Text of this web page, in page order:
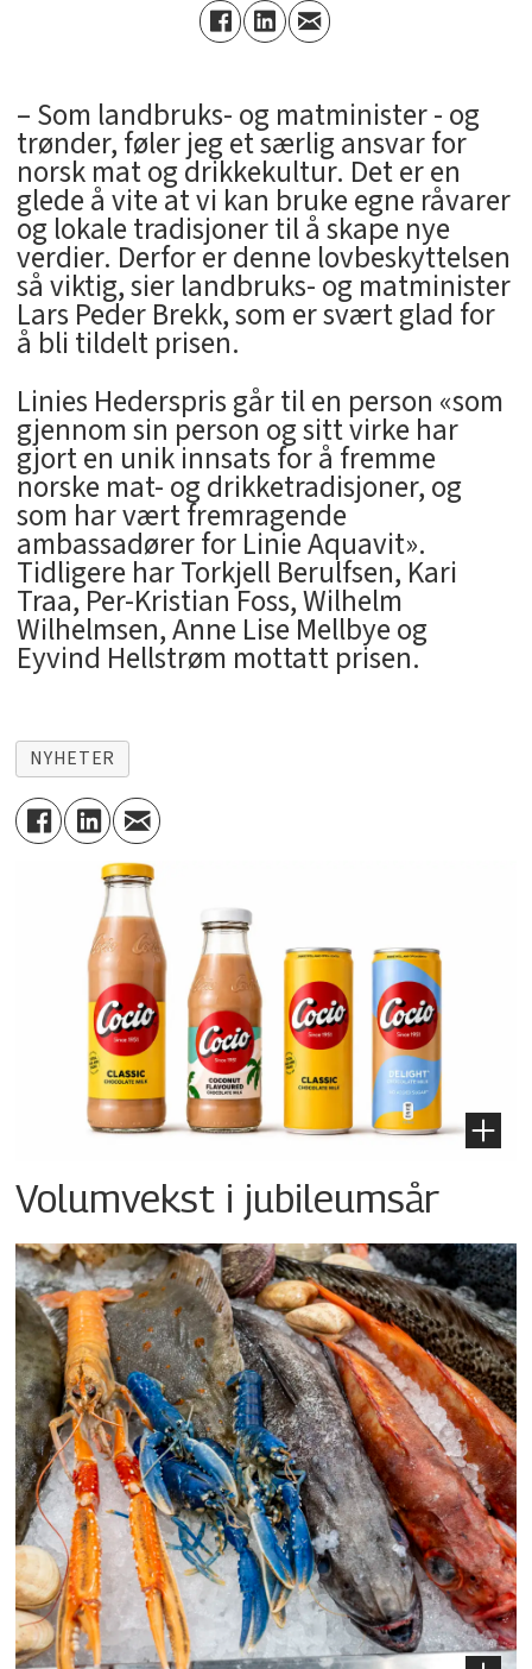
– Som landbruks- og matminister - og
trønder, føler jeg et særlig ansvar for
norsk mat og drikkekultur. Det er en
glede å vite at vi kan bruke egne råvarer
og lokale tradisjoner til å skape nye
verdier. Derfor er denne lovbeskyttelsen
så viktig, sier landbruks- og matminister
Lars Peder Brekk, som er svært glad for
å bli tildelt prisen.
Linies Hederspris går til en person «som
gjennom sin person og sitt virke har
gjort en unik innsats for å fremme
norske mat- og drikketradisjoner, og
som har vært fremragende
ambassadører for Linie Aquavit».
Tidligere har Torkjell Berulfsen, Kari
Traa, Per-Kristian Foss, Wilhelm
Wilhelmsen, Anne Lise Mellbye og
Eyvind Hellstrøm mottatt prisen.
NYHETER
Volumvekst i jubileumsår